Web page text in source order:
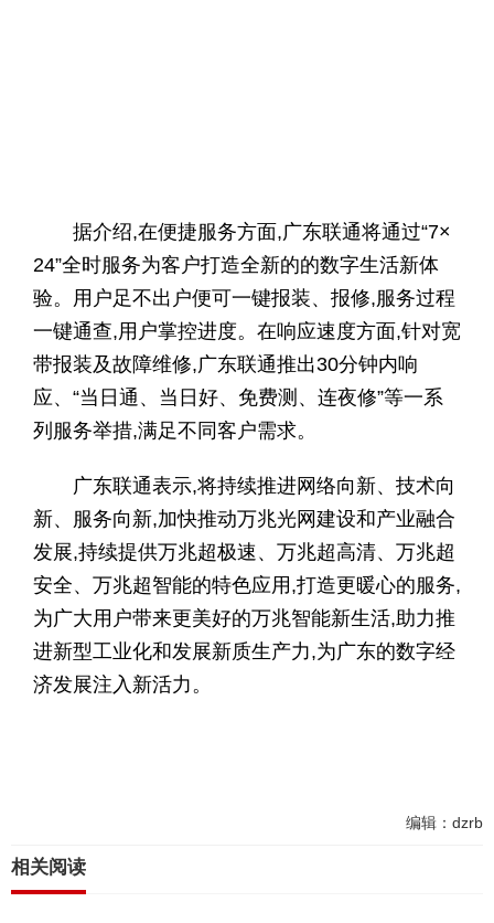
据介绍,在便捷服务方面,广东联通将通过“7×
24”全时服务为客户打造全新的的数字生活新体
验。用户足不出户便可一键报装、报修,服务过程
一键通查,用户掌控进度。在响应速度方面,针对宽
带报装及故障维修,广东联通推出30分钟内响
应、“当日通、当日好、免费测、连夜修”等一系
列服务举措,满足不同客户需求。
广东联通表示,将持续推进网络向新、技术向
新、服务向新,加快推动万兆光网建设和产业融合
发展,持续提供万兆超极速、万兆超高清、万兆超
安全、万兆超智能的特色应用,打造更暖心的服务,
为广大用户带来更美好的万兆智能新生活,助力推
进新型工业化和发展新质生产力,为广东的数字经
济发展注入新活力。
编辑：dzrb
相关阅读